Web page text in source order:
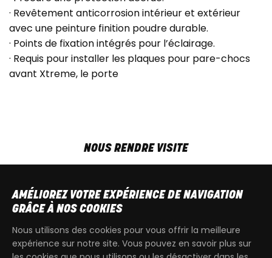
· Revêtement anticorrosion intérieur et extérieur
avec une peinture finition poudre durable.
· Points de fixation intégrés pour l’éclairage.
· Requis pour installer les plaques pour pare-chocs
avant Xtreme, le porte
NOUS RENDRE VISITE
SAM9h00 - 13h30
T+32 64 700 970
AMÉLIOREZ VOTRE EXPÉRIENCE DE NAVIGATION
GRÂCE À NOS COOKIES
Nous utilisons des cookies pour vous offrir la meilleure
expérience sur notre site. Vous pouvez en savoir plus sur